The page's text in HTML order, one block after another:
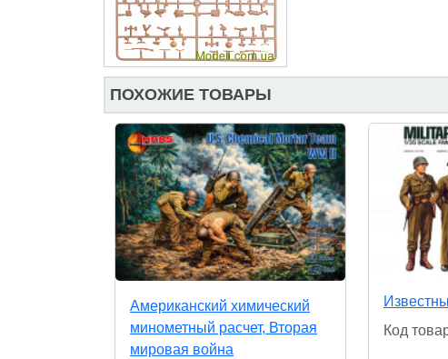
ПОХОЖИЕ ТОВАРЫ
Американский химический
минометный расчет, Вторая
мировая война
Код